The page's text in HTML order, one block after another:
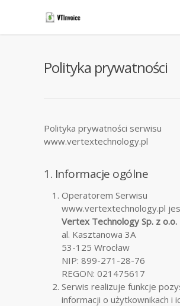
Polityka prywatności
Polityka prywatności serwisu
www.vertextechnology.pl
1. Informacje ogólne
Operatorem Serwisu
www.vertextechnology.pl
Vertex Technology Sp. z o.o.
al. Kasztanowa 3A
53-125 Wrocław
NIP: 899-271-28-76
REGON: 021475617
Serwis realizuje funkcje
informacji o użytkownikach i